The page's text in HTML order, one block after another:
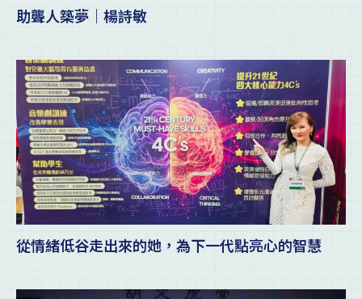
助聾人築夢｜楊詩敏
從情緒低谷走出來的她，為下一代點亮心的智慧